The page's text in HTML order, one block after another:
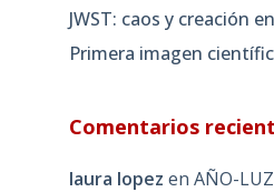
JWST: caos y creación
Primera imagen
Comentarios
laura lopez en AÑO-LUZ